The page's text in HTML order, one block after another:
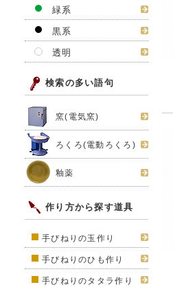
緑系
黒系
透明
検索の多い語句
窯(電気窯)
ろくろ(電動ろくろ)
釉薬
作り方から探す道具
手びねりの玉作り
手びねりのひも作り
手びねりのタタラ作り